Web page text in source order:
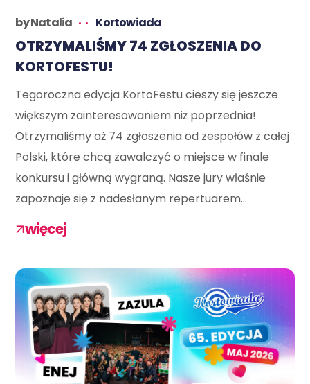
byNatalia Kortowiada
OTRZYMALIŚMY 74 ZGŁOSZENIA DO
KORTOFESTU!
Tegoroczna edycja KortoFestu cieszy się jeszcze
większym zainteresowaniem niż poprzednia!
Otrzymaliśmy aż 74 zgłoszenia od zespołów z całej
Polski, które chcą zawalczyć o miejsce w finale
konkursu i główną wygraną. Nasze jury właśnie
zapoznaje się z nadesłanym repertuarem...
więcej